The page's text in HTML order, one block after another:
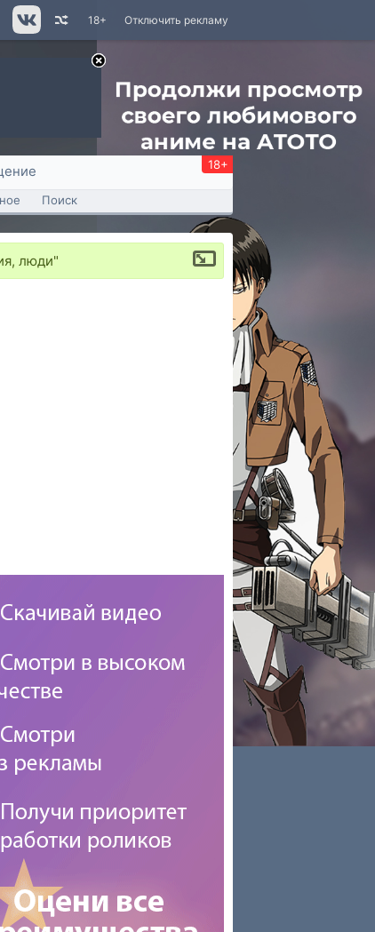
Отключить рекламу
18+
18+
Поиск
люди"